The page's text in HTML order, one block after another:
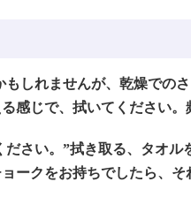
しれませんが、乾燥での
じで、拭いてください。
さい。”拭き取る、タオ
ークをお持ちでしたら、